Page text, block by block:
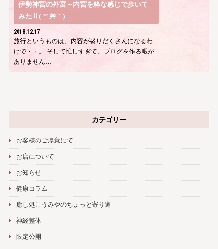
伊勢神宮の外宮～内宮を粋な感じで歩いて
みたり( *´艸｀)
2018.12.17
旅行というものは、内容が盛りだくさんになるわ
けで・・。 そして忙しすぎて、ブログを作る暇が
ありません…
カテゴリー
お客様のご厚意にて
お店について
お知らせ
健康コラム
癒し処こうみやのちょっと寄り道
神経整体
限定公開